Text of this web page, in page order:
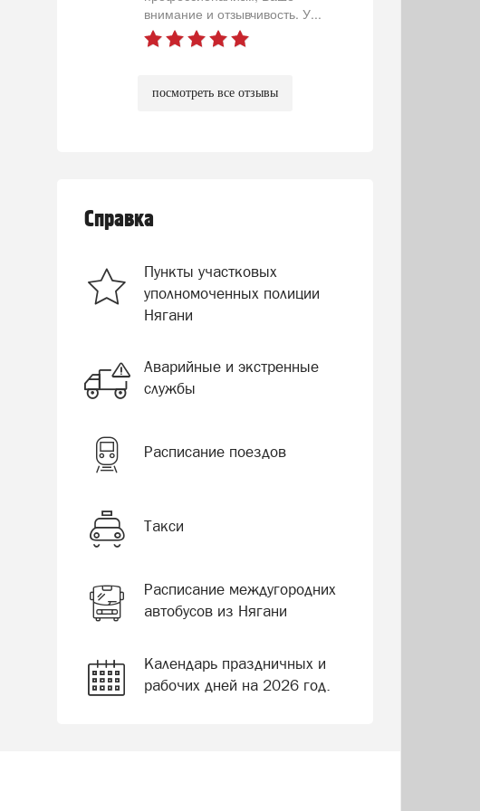
внимание и отзывчивость. У...
посмотреть все отзывы
Справка
Пункты участковых
уполномоченных полиции
Нягани
Аварийные и экстренные
службы
Расписание поездов
Такси
Расписание междугородних
автобусов из Нягани
Календарь праздничных и
рабочих дней на 2026 год.